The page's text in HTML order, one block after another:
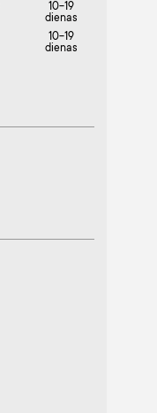
10-19
dienas
10-19
dienas